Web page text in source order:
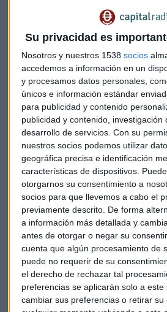
Su privacidad es
Nosotros y nuestros 1538 socios
accedemos a información en un
y procesamos datos personales,
únicos e información estándar
para publicidad y contenido
publicidad y contenido, investigación
desarrollo de servicios. Con su
nuestros socios podemos utilizar
geográfica precisa e identificación
características de dispositivos.
otorgarnos su consentimiento a
socios para que llevemos a cabo el
previamente descrito. De forma
a información más detallada y
antes de otorgar o negar su
cuenta que algún procesamiento de
puede no requerir de su
el derecho de rechazar tal
preferencias se aplicarán solo a este
cambiar sus preferencias o retirar su
Poco después de que laCNMV
suspendía la cotización de
divulga una información
medios filtran lo que parecía ser la
refería la CNMV: que el fondo KKR,
la cadena de pizzas con un 26% del
preparando una OPA sobre Telepizza.
No es la primera vez que Telepizza
hizo en 2007 cuando Foodco
de exclusión sobre la compañía. En
ese mismo año el fondo de capital
en primer accionista con el 15,5%
Telepizza. En mayo aumentó su
26,3%.
Ahora, para poder sacar a la cadena
fondo estadounidense deberá
de las acciones de la compañía,